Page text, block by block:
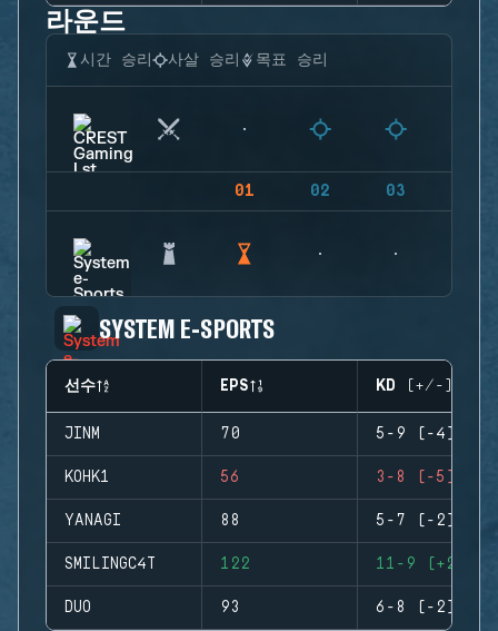
라운드
시간 승리 사살 승리 목표 승리
01 02 03
SYSTEM E-SPORTS
선수 EPS KD (+/-)
JINM 70 5-9 (-4)
KOHK1 56 3-8 (-5)
YANAGI 88 5-7 (-2)
SMILINGC4T 122 11-9 (+2)
DUO 93 6-8 (-2)